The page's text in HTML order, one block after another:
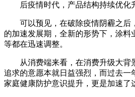
后疫情时代，产品结构持续优化
可以预见，在破除疫情阴霾之后
的加速发展期，全新的形势下，涂料
等都在迅速调整。
从消费端来看，在消费升级大背
追求的意愿本就日益强烈，而过去一
家庭健康防护意识提升，更是加速了